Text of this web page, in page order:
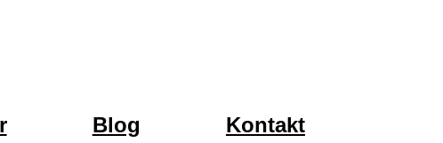
Blog Kontakt